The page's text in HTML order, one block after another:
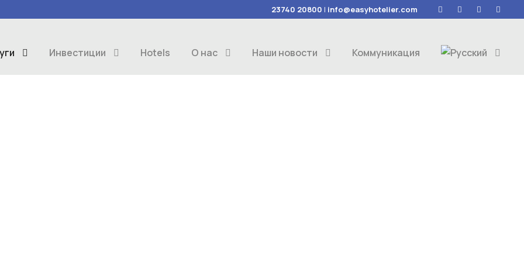
23740 20800 | info@easyhotelier.com
Инвестиции Hotels О нас Наши новости Коммуникация